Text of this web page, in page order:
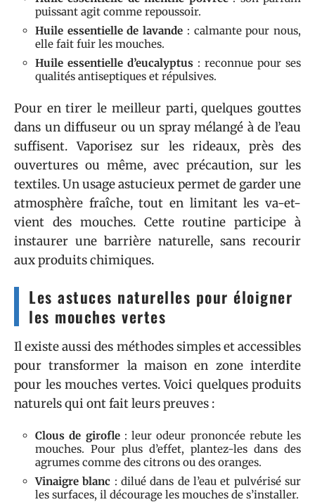
puissant agit comme repoussoir.
Huile essentielle de lavande : calmante pour nous,
elle fait fuir les mouches.
Huile essentielle d’eucalyptus : reconnue pour ses
qualités antiseptiques et répulsives.
Pour en tirer le meilleur parti, quelques gouttes
dans un diffuseur ou un spray mélangé à de l’eau
suffisent. Vaporisez sur les rideaux, près des
ouvertures ou même, avec précaution, sur les
textiles. Un usage astucieux permet de garder une
atmosphère fraîche, tout en limitant les va-et-
vient des mouches. Cette routine participe à
instaurer une barrière naturelle, sans recourir
aux produits chimiques.
Les astuces naturelles pour éloigner
les mouches vertes
Il existe aussi des méthodes simples et accessibles
pour transformer la maison en zone interdite
pour les mouches vertes. Voici quelques produits
naturels qui ont fait leurs preuves :
Clous de girofle: leur odeur prononcée rebute les
mouches. Pour plus d’effet, plantez-les dans des
agrumes comme des citrons ou des oranges.
Vinaigre blanc : dilué dans de l’eau et pulvérisé sur
les surfaces, il décourage les mouches de s’installer.